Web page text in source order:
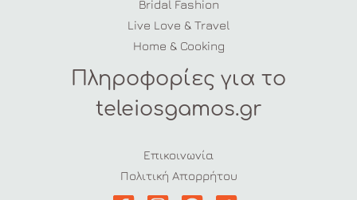
Bridal Fashion
Live Love & Travel
Home & Cooking
Πληροφορίες για το
teleiosgamos.gr
Επικοινωνία
Πολιτική Απορρήτου